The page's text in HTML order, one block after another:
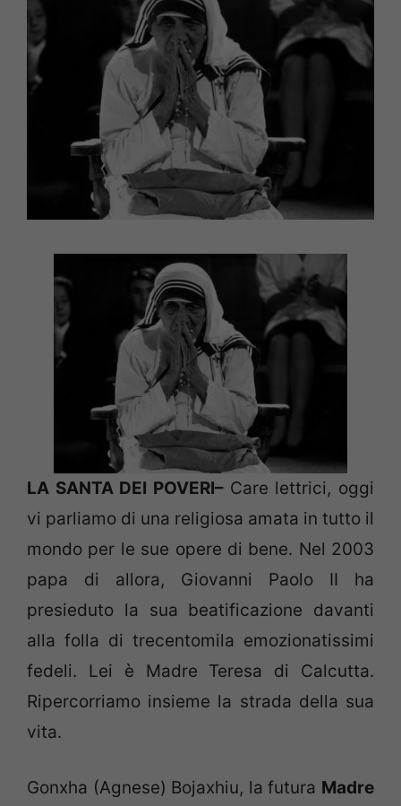
LA SANTA DEI POVERI– Care lettrici, oggi
vi parliamo di una religiosa amata in tutto il
mondo per le sue opere di bene. Nel 2003
papa di allora, Giovanni Paolo II ha
presieduto la sua beatificazione davanti
alla folla di trecentomila emozionatissimi
fedeli. Lei è Madre Teresa di Calcutta.
Ripercorriamo insieme la strada della sua
vita.
Gonxha (Agnese) Bojaxhiu, la futura Madre